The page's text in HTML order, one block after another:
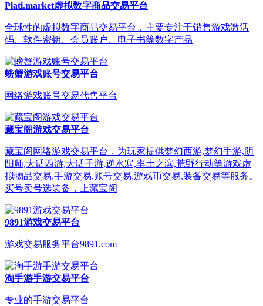
Plati.market虚拟数字商品交易平台
全球性的虚拟数字商品交易平台，主要专注于销售游戏激活
码、软件密钥、会员账户、电子书等数字产品
螃蟹游戏账号交易平台
网络游戏账号交易代售平台
藏宝阁游戏交易平台
藏宝阁网络游戏交易平台，为玩家提供梦幻西游,梦幻手游,阴
阳师,大话西游,大话手游,逆水寒,率土之滨,荒野行动等游戏虚
拟物品交易,手游交易,账号交易,游戏币交易,装备交易等服务。
买号卖号选装备，上藏宝阁
9891游戏交易平台
游戏交易服务平台9891.com
淘手游手游交易平台
专业的手游交易平台